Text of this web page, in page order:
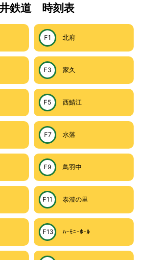
鉄道 時刻表
F1 北府
F3 家久
F5 西鯖江
F7 水落
F9 鳥羽中
F11 泰澄の里
F13 ﾊｰﾓﾆｰﾎｰﾙ